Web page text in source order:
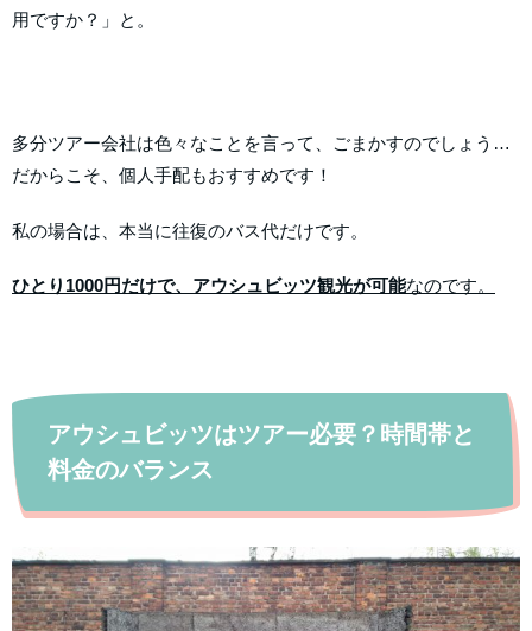
用ですか？」と。
多分ツアー会社は色々なことを言って、ごまかすのでしょう…
だからこそ、個人手配もおすすめです！
私の場合は、本当に往復のバス代だけです。
ひとり1000円だけで、アウシュビッツ観光が可能なのです。
アウシュビッツはツアー必要？時間帯と
料金のバランス